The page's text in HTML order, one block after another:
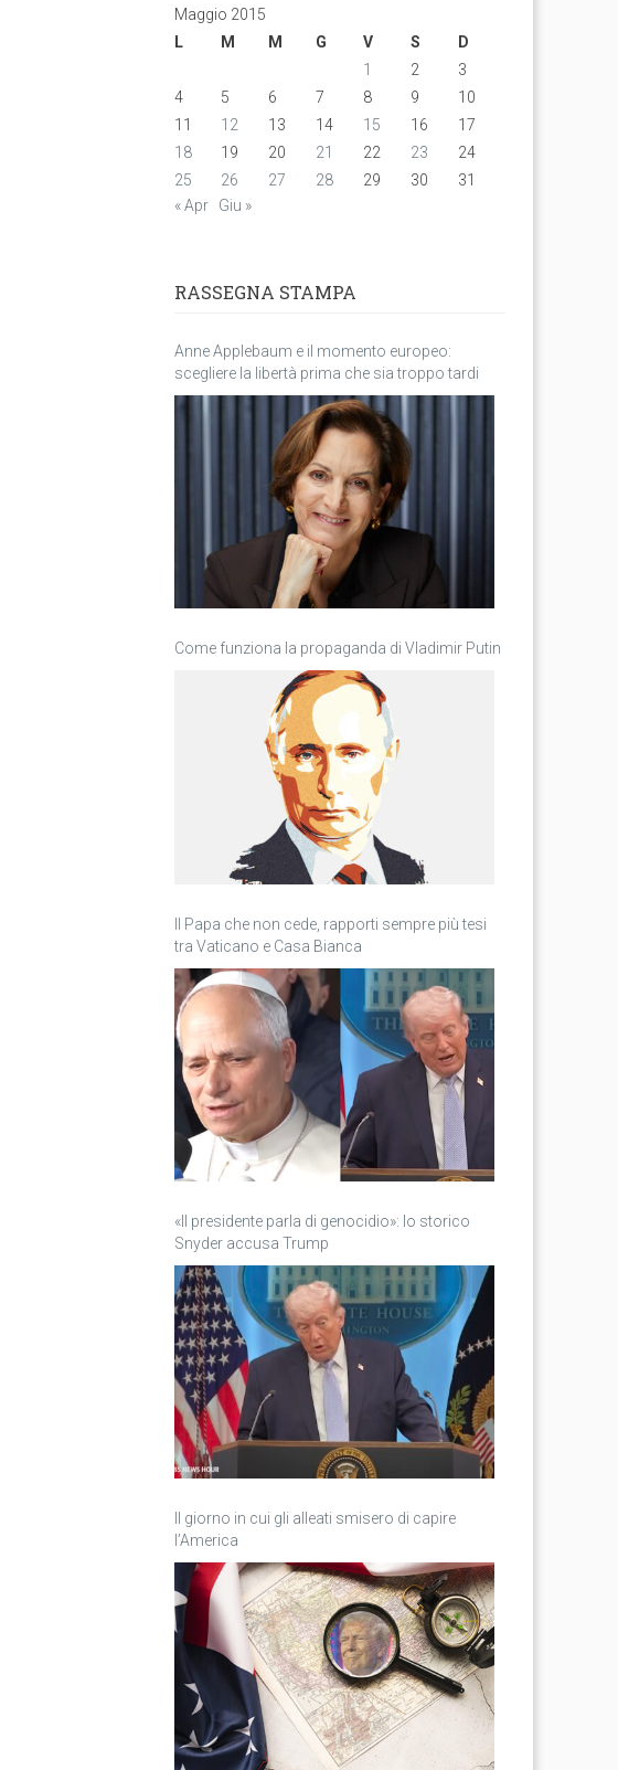
Maggio 2015
L
M M G V S
D
1
2
3
4
5 6 7 8 9
10
11
12 13 14 15 16
17
18
19 20 21 22 23
24
25
26 27 28 29 30
31
« Apr
Giu »
RASSEGNA STAMPA
Anne Applebaum e il momento europeo:
scegliere la libertà prima che sia troppo tardi
Come funziona la propaganda di Vladimir Putin
Il Papa che non cede, rapporti sempre più tesi
tra Vaticano e Casa Bianca
«Il presidente parla di genocidio»: lo storico
Snyder accusa Trump
Il giorno in cui gli alleati smisero di capire
l’America